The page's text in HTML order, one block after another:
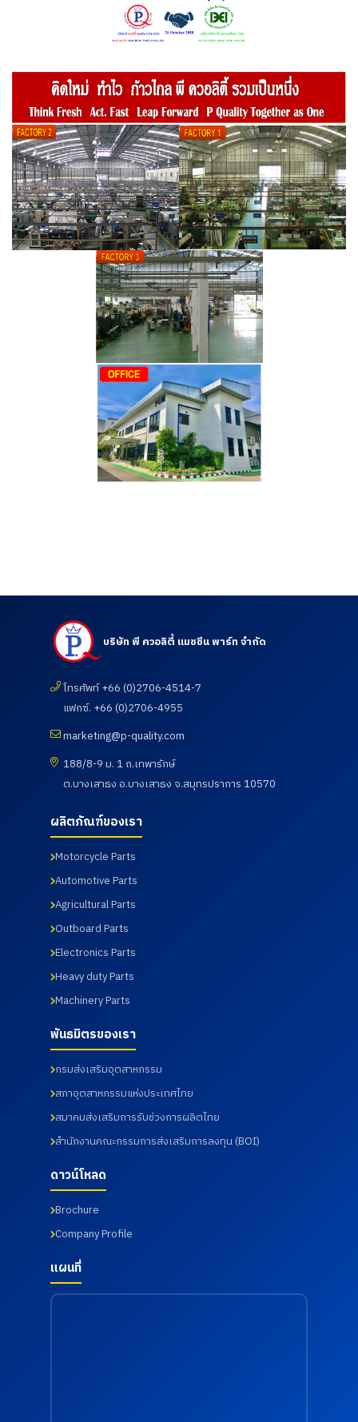
บริษัท พี ควอลิตี้ แมชชีน พาร์ท จำกัด
โทรศัพท์ +66 (0)2706-4514-7
แฟกซ์. +66 (0)2706-4955
marketing@p-quality.com
188/8-9 ม. 1 ถ.เทพารักษ์
ต.บางเสาธง อ.บางเสาธง จ.สมุทรปราการ 10570
ผลิตภัณฑ์ของเรา
Motorcycle Parts
Automotive Parts
Agricultural Parts
Outboard Parts
Electronics Parts
Heavy duty Parts
Machinery Parts
พันธมิตรของเรา
กรมส่งเสริมอุตสาหกรรม
สภาอุตสาหกรรมแห่งประเทศไทย
สมาคมส่งเสริมการรับช่วงการผลิตไทย
สำนักงานคณะกรรมการส่งเสริมการลงทุน (BOI)
ดาวน์โหลด
Brochure
Company Profile
แผนที่